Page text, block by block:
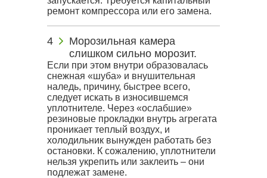
ремонт компрессора или его замена.
Морозильная камера
слишком сильно морозит.
Если при этом внутри образовалась
снежная «шуба» и внушительная
наледь, причину, быстрее всего,
следует искать в износившемся
уплотнителе. Через «ослабшие»
резиновые прокладки внутрь агрегата
проникает теплый воздух, и
холодильник вынужден работать без
остановки. К сожалению, уплотнители
нельзя укрепить или заклеить – они
подлежат замене.